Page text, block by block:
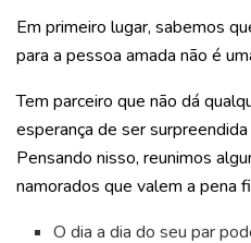
Em primeiro lugar, sabemos
para a pessoa amada não é
Tem parceiro que não dá
esperança de ser
Pensando nisso, reunimos
namorados que valem a pena
O dia a dia do seu par